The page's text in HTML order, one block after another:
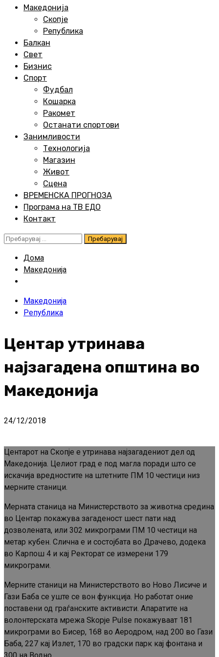
Македонија
Скопје
Република
Балкан
Свет
Бизнис
Спорт
Фудбал
Кошарка
Ракомет
Останати спортови
Занимливости
Технологија
Магазин
Живот
Сцена
ВРЕМЕНСКА ПРОГНОЗА
Програма на ТВ ЕДО
Контакт
Пребарувај
Дома
Македонија
Македонија
Република
Центар утринава
најзагадена општина во
Македонија
24/12/2018
Центарот на Скопје е утринава најзагадениот дел од
Македонија. Целиот град е под магла поради што се
искачија вредностите на штетните ПМ 10 честици низ
мерните станици.
Мерната станица на Министерството за животна средина
во Центар покажува загаденост шест пати над
дозволената, или 302 микрограми ПМ 10 честици на
метар кубен. Слична е и состојбата во Драчево, додека
во Карпош 4 и кај Ректорат се измерени 179
микрограми.
Мерните станици на Министерството во Ново Лисиче и
Гази Баба се уште се вон функција. Но работат оние
поставени од граѓанските активисти. Апаратите на
волонтерската мрежа Skopje Pulse покажуваат 181
микрограми во Бисер, 168 во Аеродром, над 200 во Гази
Баба, 227 кај Излет, 170 во градски парк кај фонтана и